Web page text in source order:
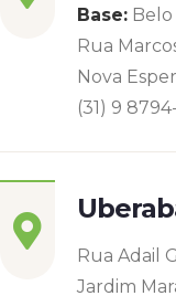
Base:
Rua
Nova
(31) 9
Rua Adail
Jardim